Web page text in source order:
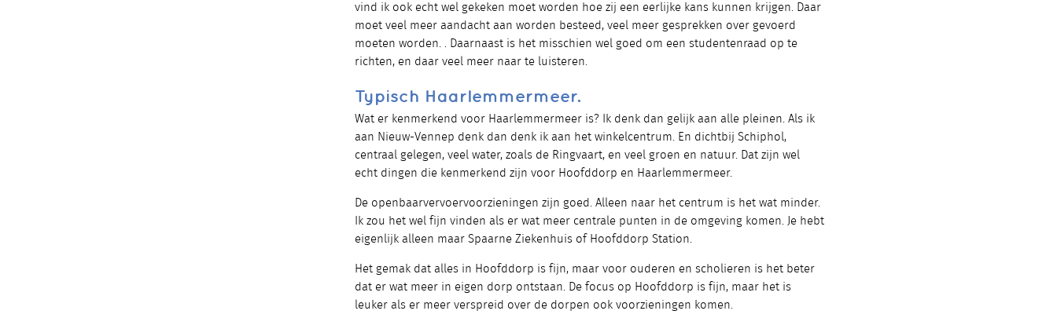
vind ik ook echt wel gekeken moet worden hoe zij een eerlijke kans kunnen krijgen. Daar
moet veel meer aandacht aan worden besteed, veel meer gesprekken over gevoerd
moeten worden. . Daarnaast is het misschien wel goed om een studentenraad op te
richten, en daar veel meer naar te luisteren.
Typisch Haarlemmermeer.
Wat er kenmerkend voor Haarlemmermeer is? Ik denk dan gelijk aan alle pleinen. Als ik
aan Nieuw-Vennep denk dan denk ik aan het winkelcentrum. En dichtbij Schiphol,
centraal gelegen, veel water, zoals de Ringvaart, en veel groen en natuur. Dat zijn wel
echt dingen die kenmerkend zijn voor Hoofddorp en Haarlemmermeer.
De openbaarvervoervoorzieningen zijn goed. Alleen naar het centrum is het wat minder.
Ik zou het wel fijn vinden als er wat meer centrale punten in de omgeving komen. Je hebt
eigenlijk alleen maar Spaarne Ziekenhuis of Hoofddorp Station.
Het gemak dat alles in Hoofddorp is fijn, maar voor ouderen en scholieren is het beter
dat er wat meer in eigen dorp ontstaan. De focus op Hoofddorp is fijn, maar het is
leuker als er meer verspreid over de dorpen ook voorzieningen komen.